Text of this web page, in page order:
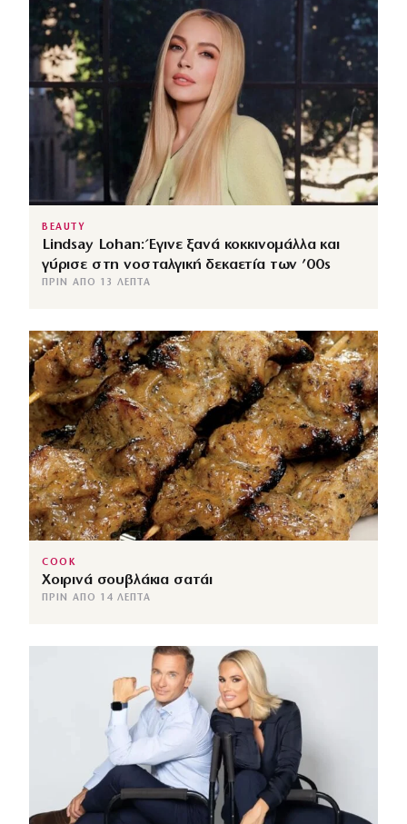
BEAUTY
Lindsay Lohan: Έγινε ξανά κοκκινομάλλα και
γύρισε στη νοσταλγική δεκαετία των ’00s
ΠΡΙΝ ΑΠΌ 13 ΛΕΠΤΆ
COOK
Χοιρινά σουβλάκια σατάι
ΠΡΙΝ ΑΠΌ 14 ΛΕΠΤΆ